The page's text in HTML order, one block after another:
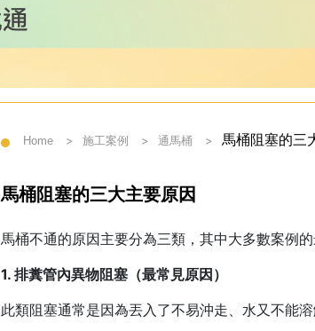
Home 施工案例 通馬桶 馬桶阻塞的三
馬桶阻塞的三大主要原因
馬桶不通的原因主要分為三類，其中大多數案例
1. 排糞管內異物阻塞（最常見原因）
此類阻塞通常是因為丟入了不易沖走、水又不能